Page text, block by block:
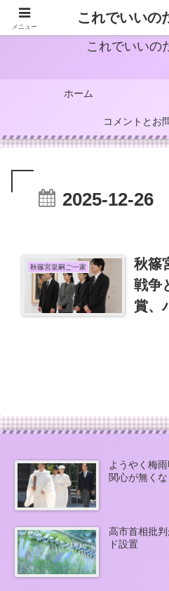
これでいいの
ホーム
コメントとお
2025-12-26
秋篠宮皇嗣ご一家
秋篠
戦争
賞、
ようやく梅
関心が無く
高市首相批
ド設置
メニュー
これでいいの